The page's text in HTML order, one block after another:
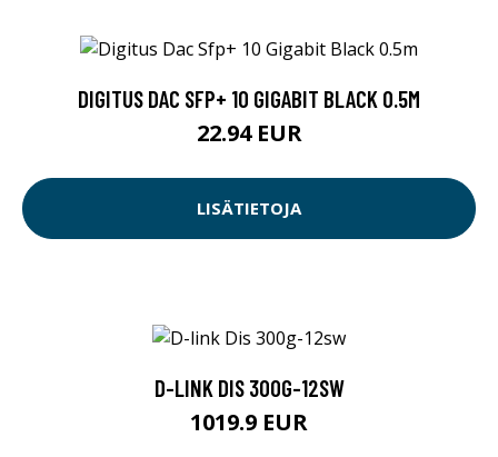
DIGITUS DAC SFP+ 10 GIGABIT BLACK 0.5M
22.94 EUR
LISÄTIETOJA
D-LINK DIS 300G-12SW
1019.9 EUR